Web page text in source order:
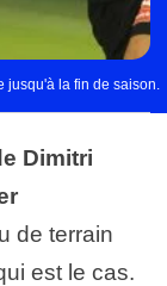
jusqu'à la fin de saison.
Dimitri
de terrain
est le cas.